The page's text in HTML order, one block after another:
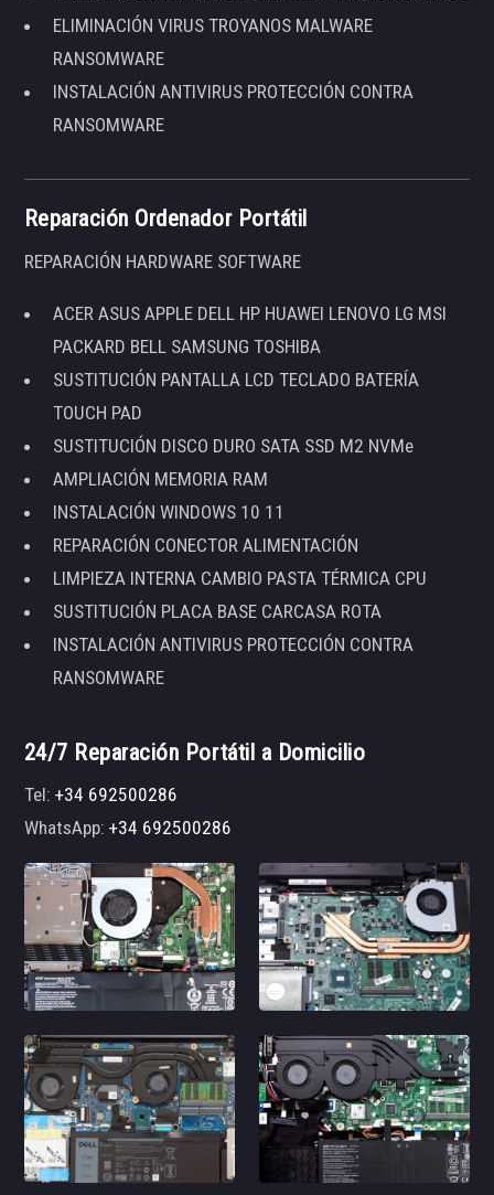
ELIMINACIÓN VIRUS TROYANOS MALWARE
RANSOMWARE
INSTALACIÓN ANTIVIRUS PROTECCIÓN CONTRA
RANSOMWARE
Reparación Ordenador Portátil
REPARACIÓN HARDWARE SOFTWARE
ACER ASUS APPLE DELL HP HUAWEI LENOVO LG MSI
PACKARD BELL SAMSUNG TOSHIBA
SUSTITUCIÓN PANTALLA LCD TECLADO BATERÍA
TOUCH PAD
SUSTITUCIÓN DISCO DURO SATA SSD M2 NVMe
AMPLIACIÓN MEMORIA RAM
INSTALACIÓN WINDOWS 10 11
REPARACIÓN CONECTOR ALIMENTACIÓN
LIMPIEZA INTERNA CAMBIO PASTA TÉRMICA CPU
SUSTITUCIÓN PLACA BASE CARCASA ROTA
INSTALACIÓN ANTIVIRUS PROTECCIÓN CONTRA
RANSOMWARE
24/7 Reparación Portátil a Domicilio
Tel:+34 692500286
WhatsApp:+34 692500286